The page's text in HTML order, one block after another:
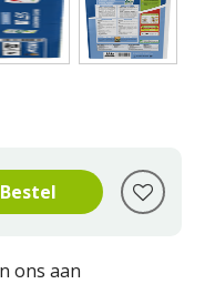
ons aan